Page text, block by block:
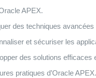
APEX.
des techniques avancées
et sécuriser les
des solutions efficaces
pratiques d’Oracle APEX.